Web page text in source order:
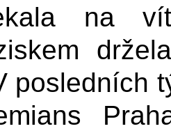
na
posledních